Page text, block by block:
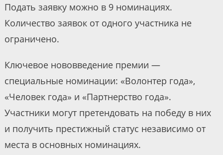
Подать заявку можно в 9 номинациях.
Количество заявок от одного участника не
ограничено.
Ключевое нововведение премии —
специальные номинации: «Волонтер года»,
«Человек года» и «Партнерство года».
Участники могут претендовать на победу в них
и получить престижный статус независимо от
места в основных номинациях.